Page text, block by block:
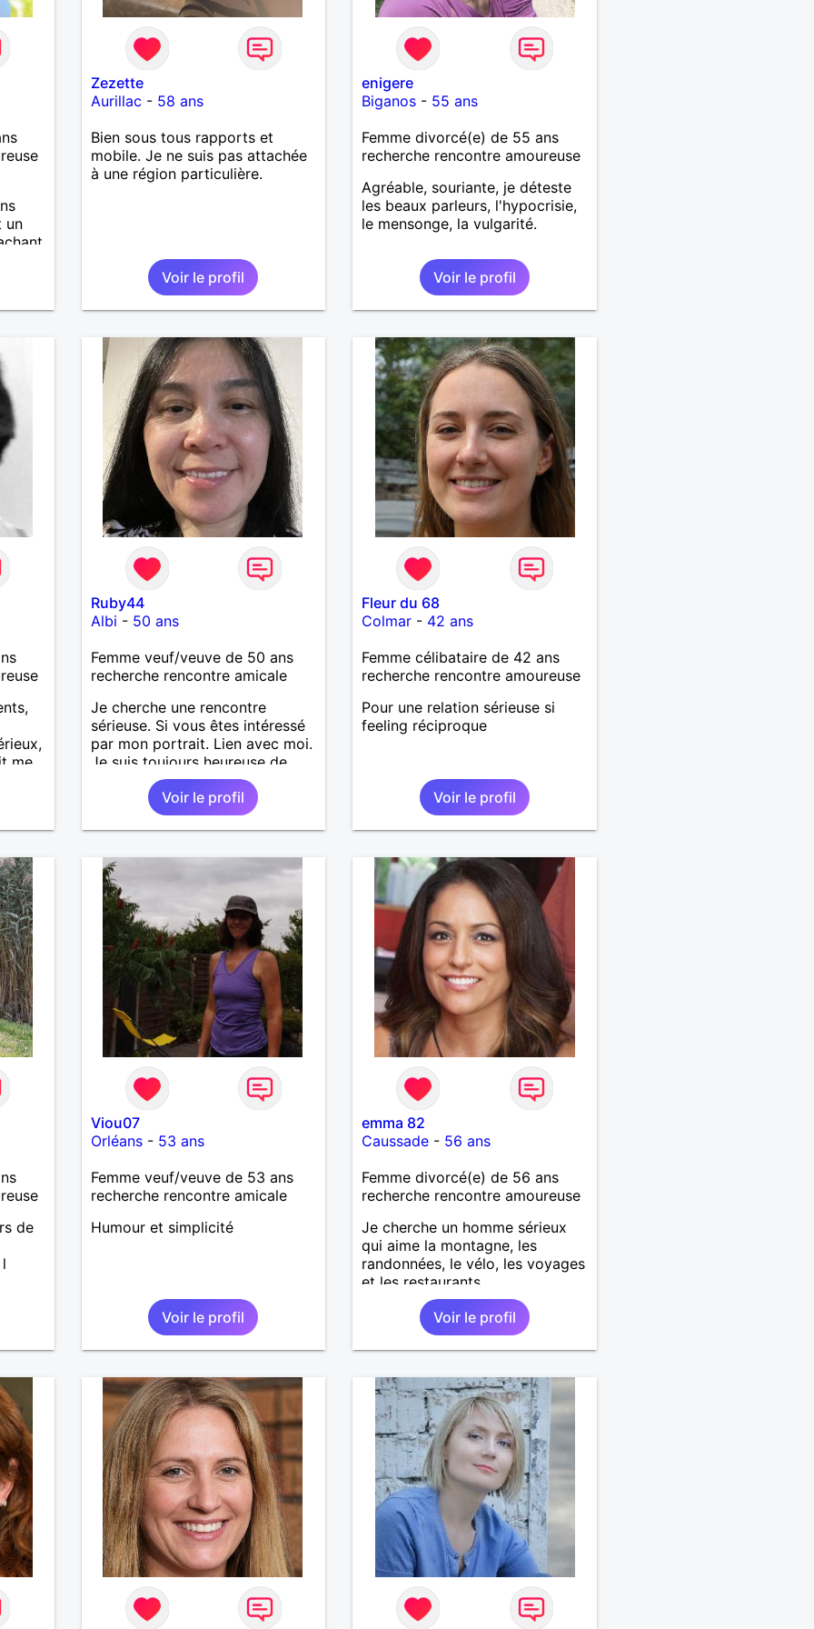
un
Zezette
Aurillac - 58 ans
Bien sous tous rapports et
mobile. Je ne suis pas attachée
à une région particulière.
Voir le profil
enigere
Biganos - 55 ans
Femme divorcé(e) de 55 ans
recherche rencontre amoureuse
Agréable, souriante, je déteste
les beaux parleurs, l'hypocrisie,
le mensonge, la vulgarité.
Voir le profil
me
Ruby44
Albi - 50 ans
Femme veuf/veuve de 50 ans
recherche rencontre amicale
Je cherche une rencontre
sérieuse. Si vous êtes intéressé
par mon portrait. Lien avec moi.
Je suis toujours heureuse de
vous accueillir.
Voir le profil
Fleur du 68
Colmar - 42 ans
Femme célibataire de 42 ans
recherche rencontre amoureuse
Pour une relation sérieuse si
feeling réciproque
Voir le profil
de
Viou07
Orléans- 53 ans
Femme veuf/veuve de 53 ans
recherche rencontre amicale
Humour et simplicité
Voir le profil
emma 82
Caussade - 56 ans
Femme divorcé(e) de 56 ans
recherche rencontre amoureuse
Je cherche un homme sérieux
qui aime la montagne, les
randonnées, le vélo, les voyages
et les restaurants.
Voir le profil